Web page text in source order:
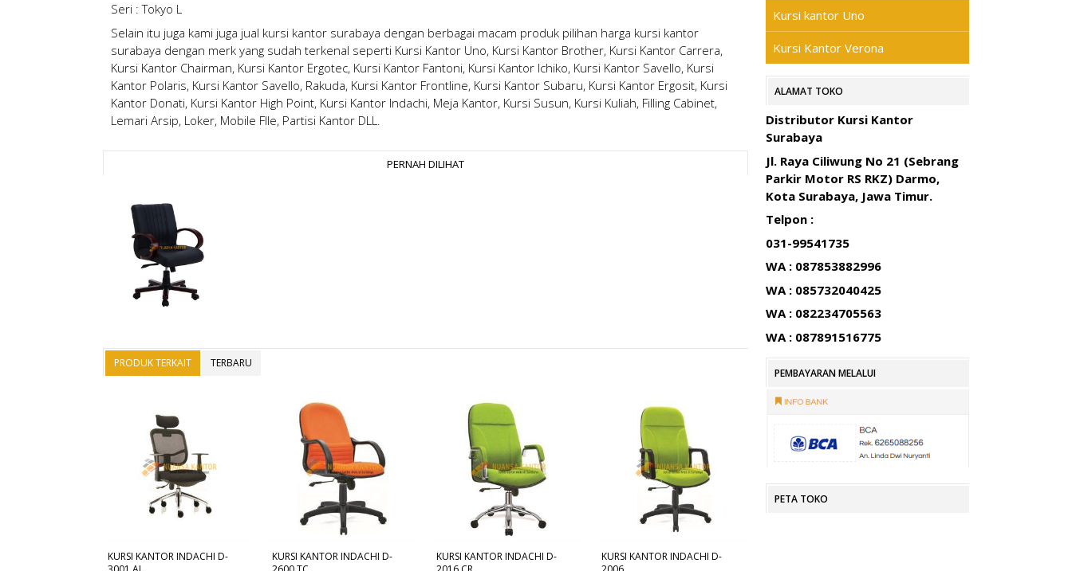
Seri : Tokyo L
Selain itu juga kami juga jual kursi kantor surabaya dengan berbagai macam produk pilihan harga kursi kantor
surabaya dengan merk yang sudah terkenal seperti Kursi Kantor Uno, Kursi Kantor Brother, Kursi Kantor Carrera,
Kursi Kantor Chairman, Kursi Kantor Ergotec, Kursi Kantor Fantoni, Kursi Kantor Ichiko, Kursi Kantor Savello, Kursi
Kantor Polaris, Kursi Kantor Savello, Rakuda, Kursi Kantor Frontline, Kursi Kantor Subaru, Kursi Kantor Ergosit, Kursi
Kantor Donati, Kursi Kantor High Point, Kursi Kantor Indachi, Meja Kantor, Kursi Susun, Kursi Kuliah, Filling Cabinet,
Lemari Arsip, Loker, Mobile FIle, Partisi Kantor DLL.
PERNAH DILIHAT
PRODUK TERKAIT TERBARU
KURSI KANTOR INDACHI D-
KURSI KANTOR INDACHI D-
KURSI KANTOR INDACHI D-
KURSI KANTOR INDACHI D-
Kursi kantor Uno
Kursi Kantor Verona
ALAMAT TOKO
Distributor Kursi Kantor
Surabaya
Jl. Raya Ciliwung No 21 (Sebrang
Parkir Motor RS RKZ) Darmo,
Kota Surabaya, Jawa Timur.
Telpon :
031-99541735
WA : 087853882996
WA : 085732040425
WA : 082234705563
WA : 087891516775
PEMBAYARAN MELALUI
PETA TOKO